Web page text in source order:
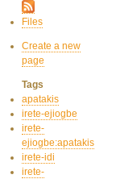
Files
Create a new
page
Tags
apatakis
irete-ejiogbe
irete-
ejiogbe:apatakis
irete-idi
irete-